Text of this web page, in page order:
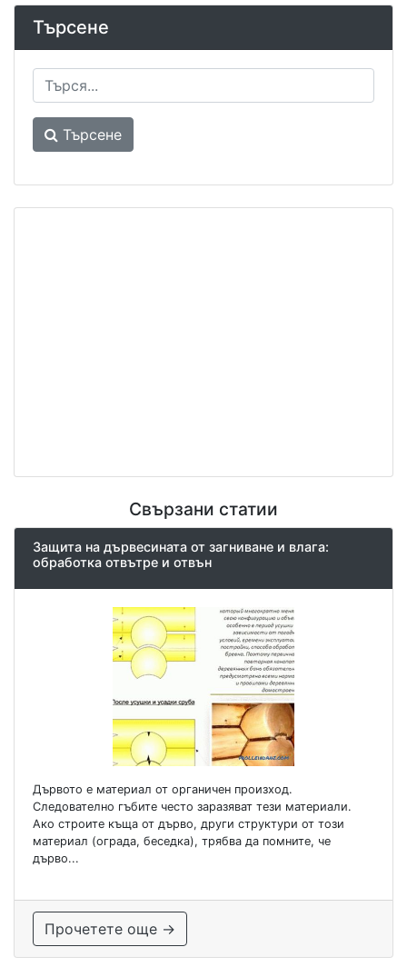
Търсене
Търсене
Свързани статии
Защита на дървесината от загниване и влага:
обработка отвътре и отвън
Дървото е материал от органичен произход.
Следователно гъбите често заразяват тези материали.
Ако строите къща от дърво, други структури от този
материал (ограда, беседка), трябва да помните, че
дърво...
Прочетете още →